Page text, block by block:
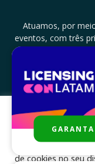
Atuamos, por
eventos, com três
licenciamento e
documentar,
CONTATO:
Para melhor
cookies, de acordo
clicar em “aceito”,
de cookies no seu